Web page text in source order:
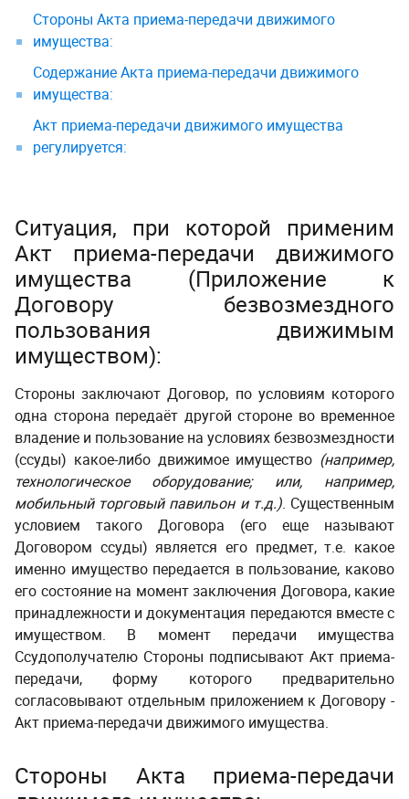
Стороны Акта приема-передачи движимого
имущества:
Содержание Акта приема-передачи движимого
имущества:
Акт приема-передачи движимого имущества
регулируется:
Ситуация, при которой применим
Акт приема-передачи движимого
имущества (Приложение к
Договору безвозмездного
пользования движимым
имуществом):
Стороны заключают Договор, по условиям которого
одна сторона передаёт другой стороне во временное
владение и пользование на условиях безвозмездности
(ссуды) какое-либо движимое имущество (например,
технологическое оборудование; или, например,
мобильный торговый павильон и т.д.). Существенным
условием такого Договора (его еще называют
Договором ссуды) является его предмет, т.е. какое
именно имущество передается в пользование, каково
его состояние на момент заключения Договора, какие
принадлежности и документация передаются вместе с
имуществом.
В момент передачи имущества
Ссудополучателю Стороны подписывают Акт приема-
передачи, форму которого предварительно
согласовывают отдельным приложением к Договору -
Акт приема-передачи движимого имущества.
Стороны Акта приема-передачи